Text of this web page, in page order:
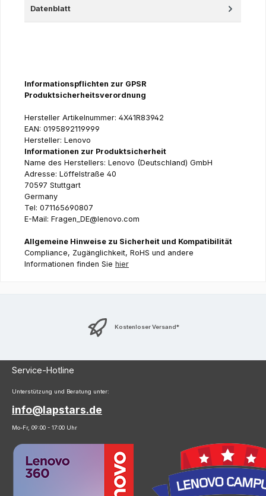
Datenblatt
Informationspflichten zur GPSR
Produktsicherheitsverordnung
Hersteller Artikelnummer: 4X41R83942
EAN: 0195892119999
Hersteller: Lenovo
Informationen zur Produktsicherheit
Name des Herstellers: Lenovo (Deutschland) GmbH
Adresse: Löffelstraße 40
70597 Stuttgart
Germany
Tel: 071165690807
E-Mail: Fragen_DE@lenovo.com
Allgemeine Hinweise zu Sicherheit und Kompatibilität
Compliance, Zugänglichkeit, RoHS und andere
Informationen finden Sie hier
Kostenloser Versand*
Service-Hotline
Unterstützung und Beratung unter:
info@lapstars.de
Mo-Fr, 09:00 - 17:00 Uhr